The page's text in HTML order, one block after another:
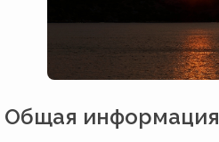
Общая информация